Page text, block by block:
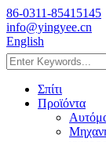
86-0311-85415145
info@yingyee.cn
English
Σπίτι
Προϊόντα